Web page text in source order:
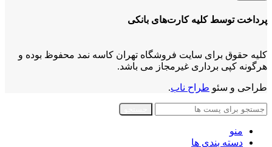
پرداخت توسط کلیه کارت‌های بانکی
کلیه حقوق برای سایت فروشگاه تهران کاسه نمد محفوظ بوده و
هرگونه کپی برداری غیرمجاز می باشد.
طراحی و سئو طراح ناب.
منو
دسته بندی ها